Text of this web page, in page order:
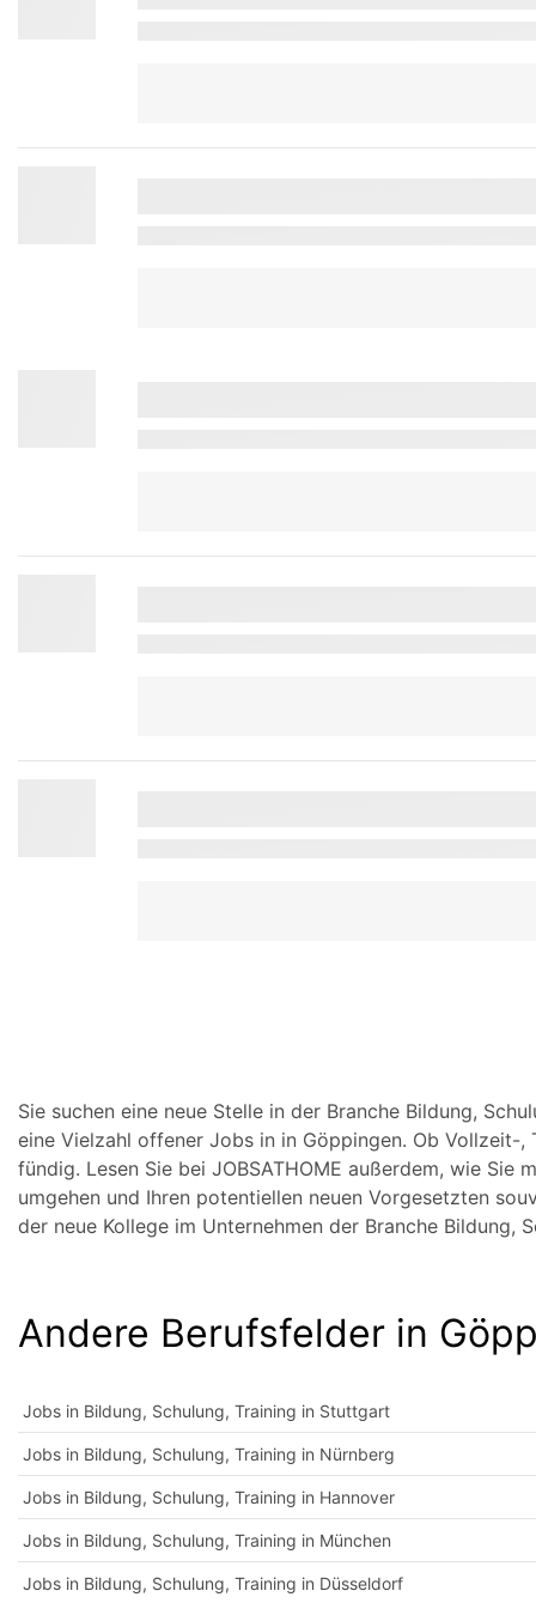
Sie suchen eine neue Stelle in der Branche Bildung,
eine Vielzahl offener Jobs in in Göppingen. Ob Vollzeit-
fündig. Lesen Sie bei JOBSATHOME außerdem, wie
umgehen und Ihren potentiellen neuen Vorgesetzten
der neue Kollege im Unternehmen der Branche Bildung,
Andere Berufsfelder in
Jobs in Bildung, Schulung, Training in Stuttgart
Jobs in Bildung, Schulung, Training in Nürnberg
Jobs in Bildung, Schulung, Training in Hannover
Jobs in Bildung, Schulung, Training in München
Jobs in Bildung, Schulung, Training in Düsseldorf